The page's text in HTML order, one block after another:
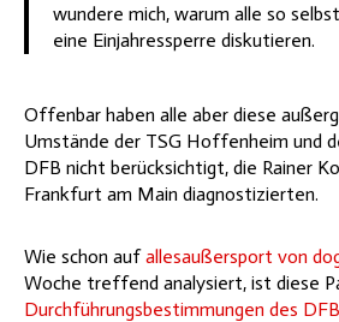
wundere mich, warum alle so
eine Einjahressperre diskutieren.
Offenbar haben alle aber diese
Umstände der TSG Hoffenheim und
DFB nicht berücksichtigt, die Rainer
Frankfurt am Main diagnostizierten.
Wie schon aufallesaußersport von
Woche treffend analysiert, ist diese
Durchführungsbestimmungen des DFB